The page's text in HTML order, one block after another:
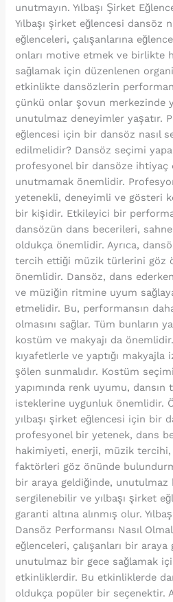
unutmayın. Yılbaşı Şirket
Yılbaşı şirket eğlencesi dansöz
eğlenceleri, çalışanlarına
onları motive etmek ve birlikte
sağlamak için düzenlenen
etkinlikte dansözlerin
çünkü onlar şovun merkezinde
unutulmaz deneyimler yaşatır.
eğlencesi için bir dansöz nasıl
edilmelidir? Dansöz seçimi
profesyonel bir dansöze ihtiyaç
unutmamak önemlidir.
yetenekli, deneyimli ve gösteri
bir kişidir. Etkileyici bir
dansözün dans becerileri,
oldukça önemlidir. Ayrıca,
tercih ettiği müzik türlerini göz
önemlidir. Dansöz, dans
ve müziğin ritmine uyum
etmelidir. Bu, performansın
olmasını sağlar. Tüm bunların
kostüm ve makyajı da
kıyafetlerle ve yaptığı
şölen sunmalıdır. Kostüm
yapımında renk uyumu, dansın
isteklerine uygunluk önemlidir.
yılbaşı şirket eğlencesi için bir
profesyonel bir yetenek, dans
hakimiyeti, enerji, müzik
faktörleri göz önünde
bir araya geldiğinde, unutulmaz
sergilenebilir ve yılbaşı şirket
garanti altına alınmış olur.
Dansöz Performansı Nasıl
eğlenceleri, çalışanları bir
unutulmaz bir gece sağlamak
etkinliklerdir. Bu etkinliklerde
oldukça popüler bir seçenektir.